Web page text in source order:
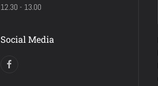
12.30 - 13.00
Social Media